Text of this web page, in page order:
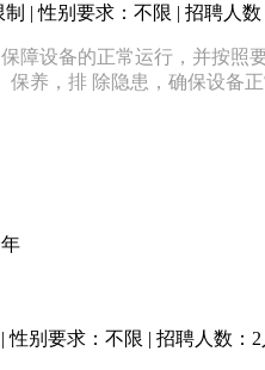
| 性别要求：不限 | 招聘人数
障设备的正常运行，并按
养，排 除隐患，确保设备
别要求：不限 | 招聘人数：2